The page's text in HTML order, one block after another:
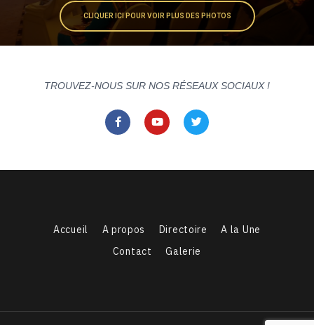
CLIQUER ICI POUR VOIR PLUS DES PHOTOS
TROUVEZ-NOUS SUR NOS RÉSEAUX SOCIAUX !
Accueil A propos Directoire
A la Une
Contact
Galerie